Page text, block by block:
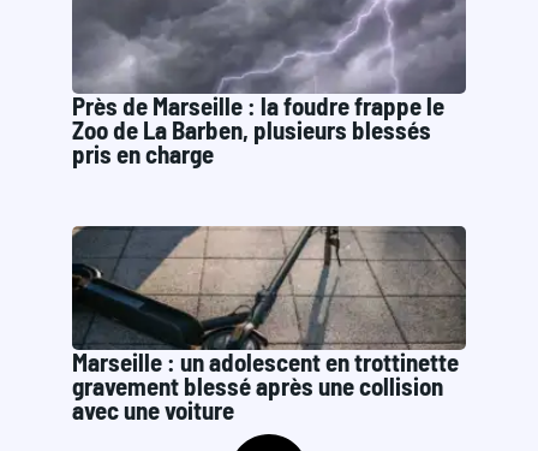
Près de Marseille : la foudre frappe le
Zoo de La Barben, plusieurs blessés
pris en charge
Marseille : un adolescent en trottinette
gravement blessé après une collision
avec une voiture